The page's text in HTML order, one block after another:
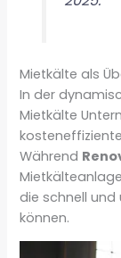
Mietkälte als
In der
Mietkälte
Während
die schnell
können.